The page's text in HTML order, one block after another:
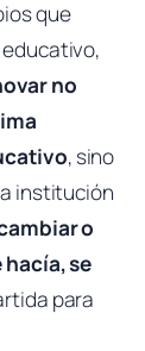
que
no
, sino
institución
o
se
para